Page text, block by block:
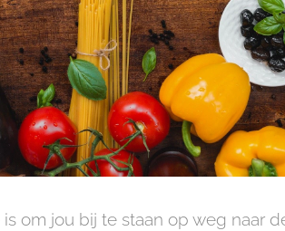
om jou bij te staan op weg naar